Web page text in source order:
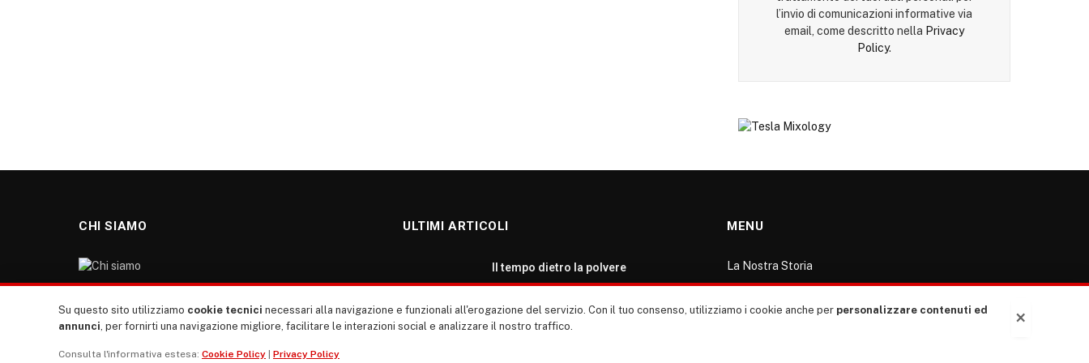
l’invio di comunicazioni informative via
email, come descritto nella Privacy
Policy.
CHI SIAMO
nostro sito giornale è l’erede di “TUTTI”: giornale
anni ‘70, “rete”, diremmo oggi, dei direttori dei giornali
ULTIMI ARTICOLI
Il tempo dietro la polvere
MENU
La Nostra Storia
ventitrenta
×
Su questo sito utilizziamo cookie tecnici necessari alla navigazione e funzionali all'erogazione del servizio. Con il tuo consenso, utilizziamo i cookie anche per personalizzare contenuti ed
annunci, per fornirti una navigazione migliore, facilitare le interazioni social e analizzare il nostro traffico.
Consulta l'informativa estesa: Cookie Policy Privacy Policy